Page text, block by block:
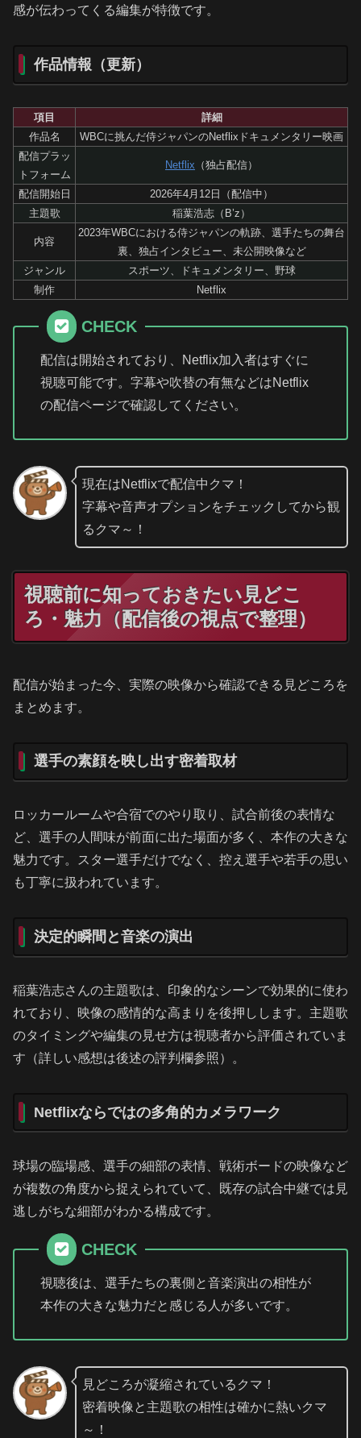
感が伝わってくる編集が特徴です。
作品情報（更新）
項目
詳細
作品名
WBCに挑んだ侍ジャパンのNetflixドキュメンタリー映画
配信プラッ
トフォーム
Netflix （独占配信）
配信開始日
2026年4月12日（配信中）
主題歌
稲葉浩志（B’z）
内容
2023年WBCにおける侍ジャパンの軌跡、選手たちの舞台
裏、独占インタビュー、未公開映像など
ジャンル
スポーツ、ドキュメンタリー、野球
制作
Netflix
CHECK
配信は開始されており、Netflix加入者はすぐに
視聴可能です。字幕や吹替の有無などはNetflix
の配信ページで確認してください。
現在はNetflixで配信中クマ！
字幕や音声オプションをチェックしてから観
るクマ～！
視聴前に知っておきたい見どこ
ろ・魅力（配信後の視点で整理）
配信が始まった今、実際の映像から確認できる見どころを
まとめます。
選手の素顔を映し出す密着取材
ロッカールームや合宿でのやり取り、試合前後の表情な
ど、選手の人間味が前面に出た場面が多く、本作の大きな
魅力です。スター選手だけでなく、控え選手や若手の思い
も丁寧に扱われています。
決定的瞬間と音楽の演出
稲葉浩志さんの主題歌は、印象的なシーンで効果的に使わ
れており、映像の感情的な高まりを後押しします。主題歌
のタイミングや編集の見せ方は視聴者から評価されていま
す（詳しい感想は後述の評判欄参照）。
Netflixならではの多角的カメラワーク
球場の臨場感、選手の細部の表情、戦術ボードの映像など
が複数の角度から捉えられていて、既存の試合中継では見
逃しがちな細部がわかる構成です。
CHECK
視聴後は、選手たちの裏側と音楽演出の相性が
本作の大きな魅力だと感じる人が多いです。
見どころが凝縮されているクマ！
密着映像と主題歌の相性は確かに熱いクマ
～！